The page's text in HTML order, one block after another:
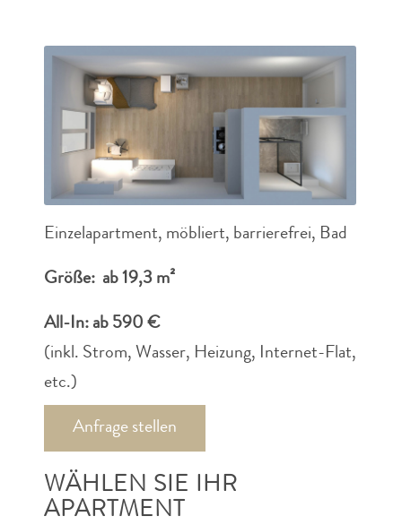
Einzelapartment, möbliert, barrierefrei, Bad
Größe: ab 19,3 m²
All-In: ab 590 €
(inkl. Strom, Wasser, Heizung, Internet-Flat,
etc.)
Anfrage stellen
WÄHLEN SIE IHR
APARTMENT